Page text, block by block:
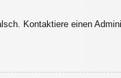
Kontaktiere einen